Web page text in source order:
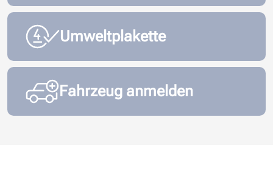
Umweltplakette
Fahrzeug anmelden